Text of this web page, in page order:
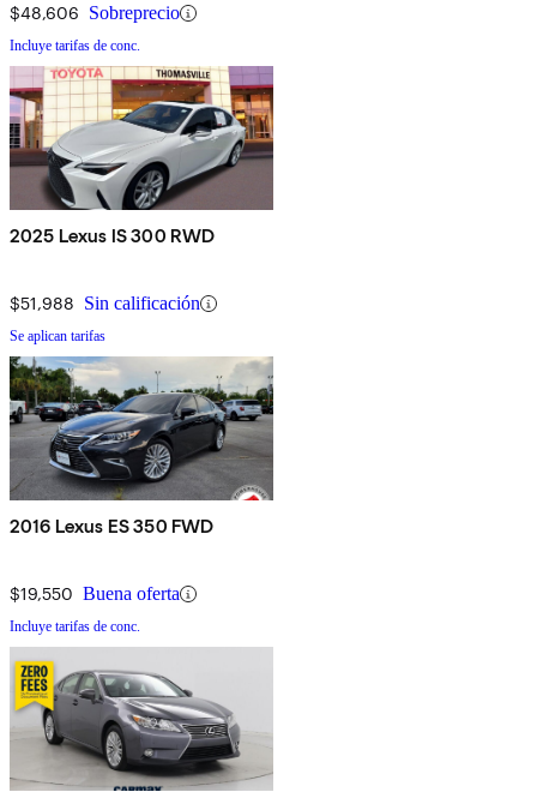
$48,606 Sobreprecio
Incluye tarifas de conc.
2025 Lexus IS 300 RWD
$51,988 Sin calificación
Se aplican tarifas
2016 Lexus ES 350 FWD
$19,550 Buena oferta
Incluye tarifas de conc.